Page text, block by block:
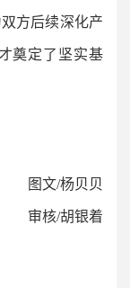
方后续深化产
奠定了坚实基
图文/杨贝贝
审核/胡银着